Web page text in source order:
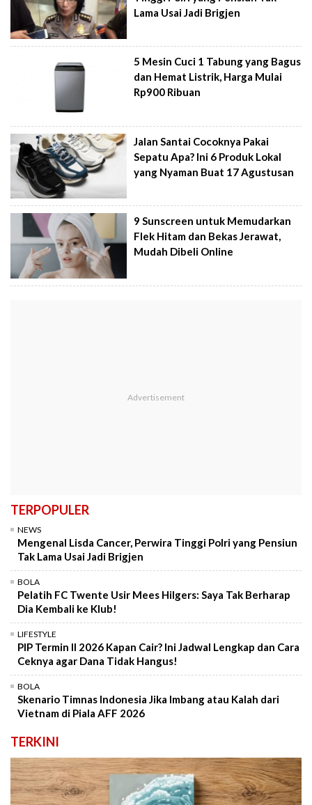
Lama Usai Jadi Brigjen
5 Mesin Cuci 1 Tabung yang Bagus
dan Hemat Listrik, Harga Mulai
Rp900 Ribuan
Jalan Santai Cocoknya Pakai
Sepatu Apa? Ini 6 Produk Lokal
yang Nyaman Buat 17 Agustusan
9 Sunscreen untuk Memudarkan
Flek Hitam dan Bekas Jerawat,
Mudah Dibeli Online
TERPOPULER
NEWS
Mengenal Lisda Cancer, Perwira Tinggi Polri yang Pensiun
Tak Lama Usai Jadi Brigjen
BOLA
Pelatih FC Twente Usir Mees Hilgers: Saya Tak Berharap
Dia Kembali ke Klub!
LIFESTYLE
PIP Termin II 2026 Kapan Cair? Ini Jadwal Lengkap dan Cara
Ceknya agar Dana Tidak Hangus!
BOLA
Skenario Timnas Indonesia Jika Imbang atau Kalah dari
Vietnam di Piala AFF 2026
TERKINI